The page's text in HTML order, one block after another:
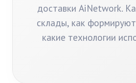
доставки AiNetwork.
склады, как
какие технологии